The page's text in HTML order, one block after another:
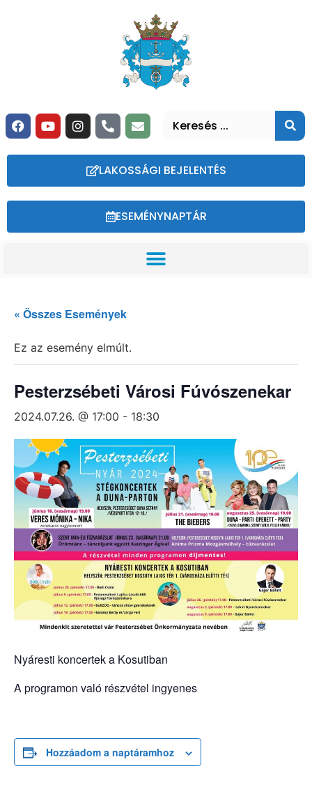
LAKOSSÁGI BEJELENTÉS
ESEMÉNYNAPTÁR
« Összes Események
Ez az esemény elmúlt.
Pesterzsébeti Városi Fúvószenekar
2024.07.26. @ 17:00 - 18:30
Nyáresti koncertek a Kosutiban
A programon való részvétel ingyenes
Hozzáadom a naptáramhoz